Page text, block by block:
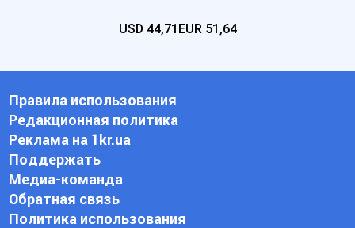
USD 44,71 EUR 51,64
Правила использования
Редакционная политика
Реклама на 1kr.ua
Поддержать
Медиа-команда
Обратная связь
Политика использования